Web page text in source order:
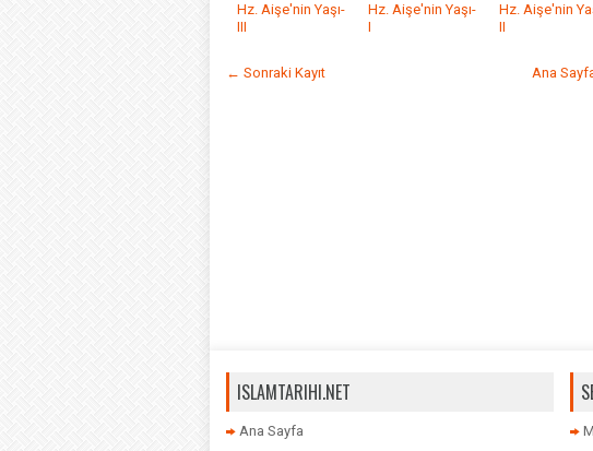
Hz. Aişe'nin Yaşı-
III
Hz. Aişe'nin Yaşı-
I
Hz. Aişe'nin
II
← Sonraki Kayıt Ana
ISLAMTARIHI.NET
Ana Sayfa